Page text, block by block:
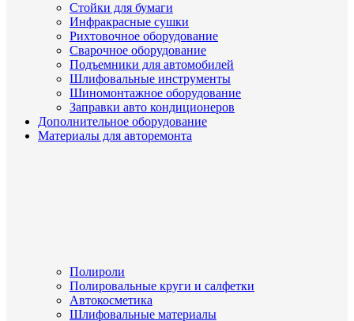
Стойки для бумаги
Инфракрасные сушки
Рихтовочное оборудование
Сварочное оборудование
Подъемники для автомобилей
Шлифовальные инструменты
Шиномонтажное оборудование
Заправки авто кондиционеров
Дополнительное оборудование
Материалы для авторемонта
Полироли
Полировальные круги и салфетки
Автокосметика
Шлифовальные материалы